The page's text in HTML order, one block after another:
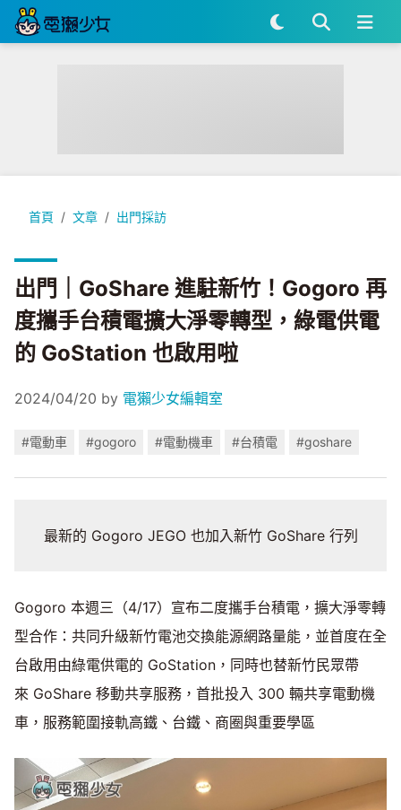
首頁 文章 出門採訪
出門｜GoShare 進駐新竹！Gogoro 再度攜手台積電擴大淨零
出門｜GoShare 進駐新竹！Gogoro 再
度攜手台積電擴大淨零轉型，綠電供電
的 GoStation 也啟用啦
2024/04/20 by 電獺少女編輯室
#電動車 #gogoro #電動機車 #台積電 #goshare
最新的 Gogoro JEGO 也加入新竹 GoShare 行列
Gogoro 本週三（4/17）宣布二度攜手台積電，擴大淨零轉
型合作：共同升級新竹電池交換能源網路量能，並首度在全
台啟用由綠電供電的 GoStation，同時也替新竹民眾帶
來 GoShare 移動共享服務，首批投入 300 輛共享電動機
車，服務範圍接軌高鐵、台鐵、商圈與重要學區